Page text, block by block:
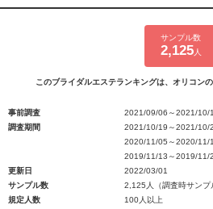
サンプル数
2,125人
このブライダルエステランキングは、オリコン
事前調査
2021/09/06～2021/10/
調査期間
2021/10/19～2021/10/
2020/11/05～2020/11/
2019/11/13～2019/11/
更新日
2022/03/01
サンプル数
2,125人（調査時サンプ
規定人数
100人以上